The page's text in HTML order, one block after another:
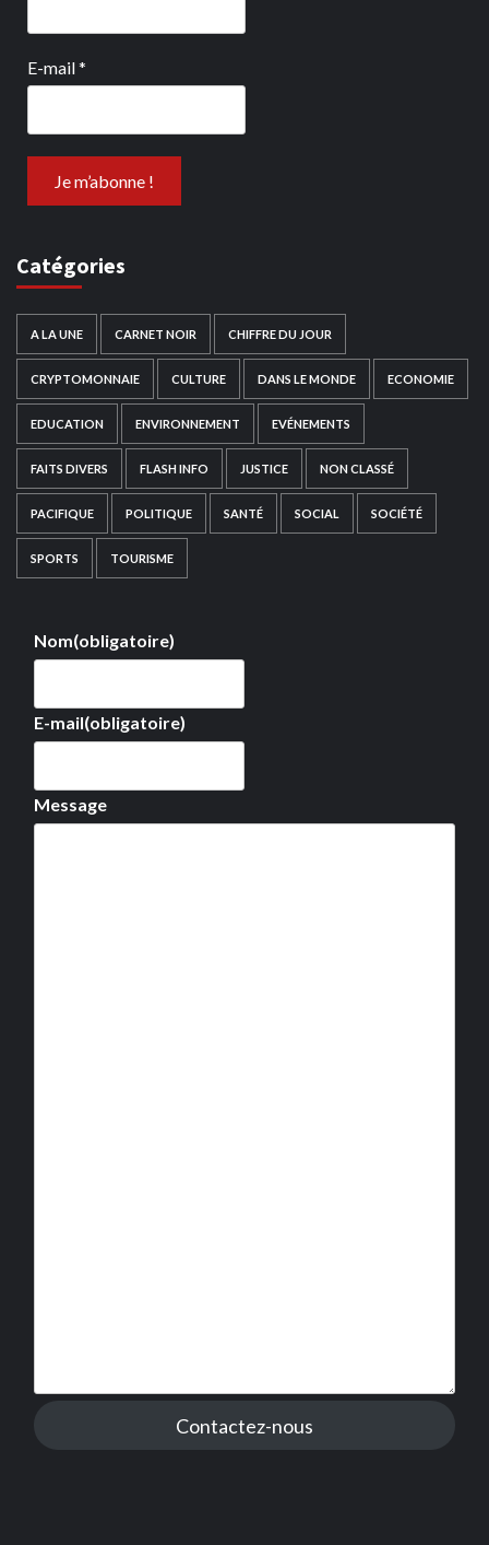
E-mail*
Catégories
A LA UNE CARNET NOIR CHIFFRE DU JOUR
CRYPTOMONNAIE CULTURE DANS LE MONDE ECONOMIE
EDUCATION ENVIRONNEMENT EVÉNEMENTS
FAITS DIVERS FLASH INFO JUSTICE NON CLASSÉ
PACIFIQUE POLITIQUE SANTÉ SOCIAL SOCIÉTÉ
SPORTS TOURISME
Nom(obligatoire)
E-mail(obligatoire)
Message
Contactez-nous